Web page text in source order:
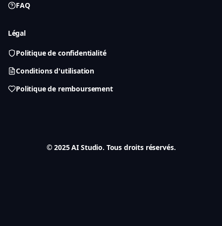
FAQ
Légal
Politique de confidentialité
Conditions d'utilisation
Politique de remboursement
© 2025 AI Studio. Tous droits réservés.